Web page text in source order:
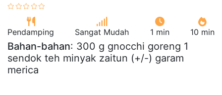
Pendamping Sangat Mudah 1 min 10 min
Bahan-bahan: 300 g gnocchi goreng 1
sendok teh minyak zaitun (+/-) garam
merica